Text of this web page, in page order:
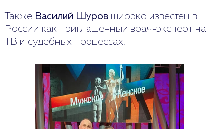
Также Василий Шуров широко известен в
России как приглашенный врач-эксперт на
ТВ и судебных процессах.